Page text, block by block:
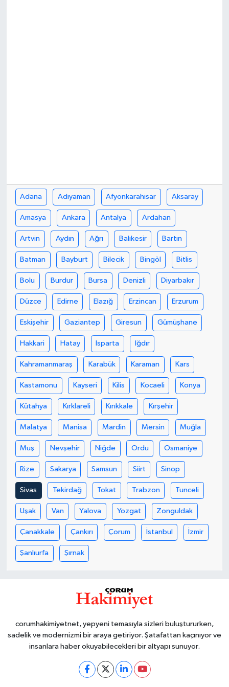
Adana Adıyaman Afyonkarahisar Aksaray
Amasya Ankara Antalya Ardahan
Artvin Aydın Ağrı Balıkesir Bartın
Batman Bayburt Bilecik Bingöl Bitlis
Bolu Burdur Bursa Denizli Diyarbakır
Düzce Edirne Elazığ Erzincan Erzurum
Eskişehir Gaziantep Giresun Gümüşhane
Hakkari Hatay Isparta Iğdır
Kahramanmaraş Karabük Karaman Kars
Kastamonu Kayseri Kilis Kocaeli Konya
Kütahya Kırklareli Kırıkkale Kırşehir
Malatya Manisa Mardin Mersin Muğla
Muş Nevşehir Niğde Ordu Osmaniye
Rize Sakarya Samsun Siirt Sinop
Sivas Tekirdağ Tokat Trabzon Tunceli
Uşak Van Yalova Yozgat Zonguldak
Çanakkale Çankırı Çorum İstanbul İzmir
Şanlıurfa Şırnak
corumhakimiyetnet, yepyeni temasıyla sizleri buluştururken,
sadelik ve modernizmi bir araya getiriyor. Şatafattan kaçınıyor ve
insanlara haber okuyabilecekleri bir altyapı sunuyor.